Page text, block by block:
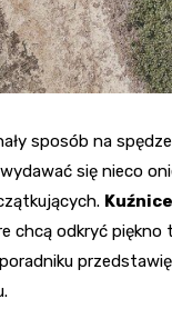
sposób na
się nieco
chcą odkryć